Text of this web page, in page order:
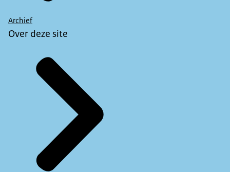
Archief
Over deze site